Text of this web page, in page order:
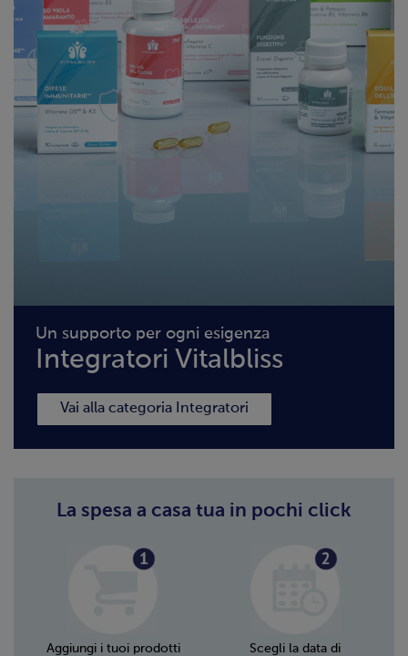
Un supporto per ogni esigenza
Integratori Vitalbliss
Vai alla categoria Integratori
La spesa a casa tua in pochi click
Aggiungi i tuoi prodotti Scegli la data di